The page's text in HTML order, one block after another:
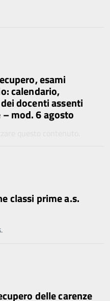
esami
calendario,
docenti assenti
mod. 6 agosto
classi prime a.s.
delle carenze